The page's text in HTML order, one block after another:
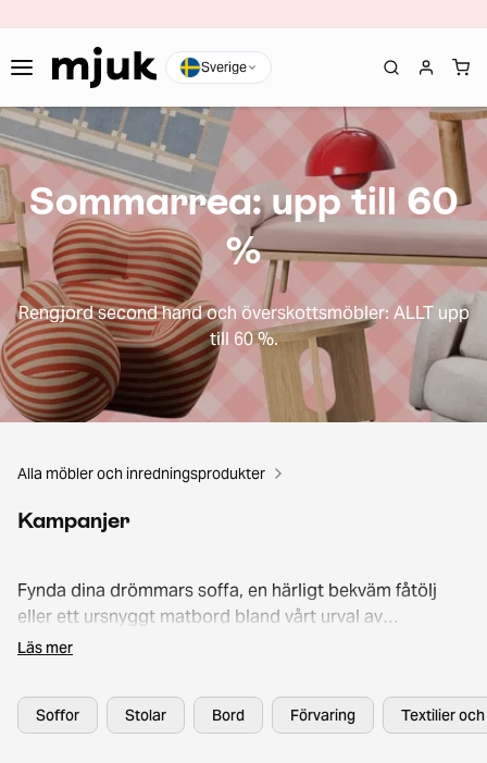
Sverige
Sommarrea: upp till 60
%
Rengjord second hand och överskottsmöbler: ALLT upp
till 60 %.
Alla möbler och inredningsprodukter
Kampanjer
Fynda dina drömmars soffa, en härligt bekväm fåtölj
eller ett ursnyggt matbord bland vårt urval av
rabatterade second hand-möbler. Scrolla bland härliga
förmånligare tack vare våra kampanjpriser!
Läs mer
Soffor Stolar Bord Förvaring Textilier